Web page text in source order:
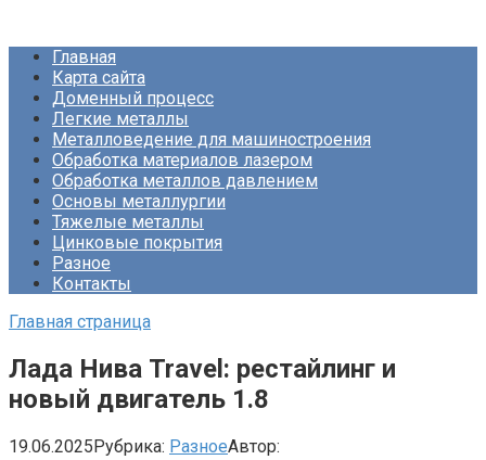
контентуГлавная
Карта сайта
Доменный процесс
Легкие металлы
Металловедение для машиностроения
Обработка материалов лазером
Обработка металлов давлением
Основы металлургии
Тяжелые металлы
Цинковые покрытия
Разное
Контакты
Главная страница
Лада Нива Travel: рестайлинг и
новый двигатель 1.8
19.06.2025Рубрика: РазноеАвтор: